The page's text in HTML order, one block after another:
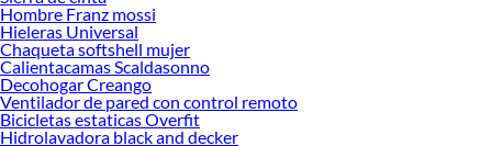
Hombre Franz mossi
Hieleras Universal
Chaqueta softshell mujer
Calientacamas Scaldasonno
Decohogar Creango
Ventilador de pared con control remoto
Bicicletas estaticas Overfit
Hidrolavadora black and decker